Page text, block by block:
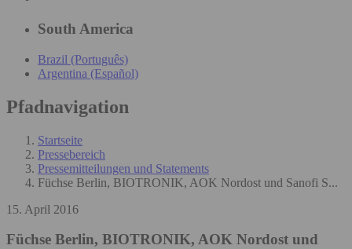
South America
Brazil (Português)
Argentina (Español)
Pfadnavigation
Startseite
Pressebereich
Pressemitteilungen und Statements
Füchse Berlin, BIOTRONIK, AOK Nordost und Sanofi S...
15. April 2016
Füchse Berlin, BIOTRONIK, AOK Nordost und